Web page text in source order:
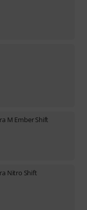
M Ember Shift
Nitro Shift